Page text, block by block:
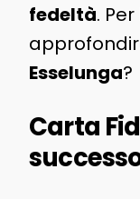
fedeltà.
Esselunga?
Carta